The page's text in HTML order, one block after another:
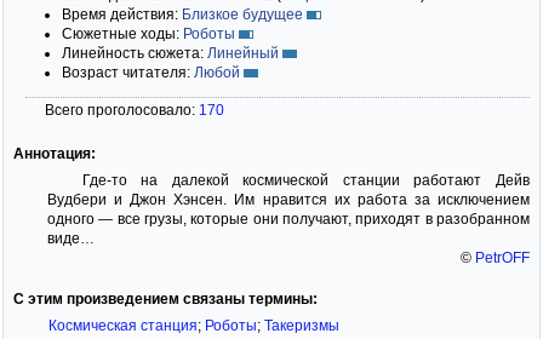
Время действия: Близкое будущее
Сюжетные ходы: Роботы
Линейность сюжета: Линейный
Возраст читателя: Любой
Всего проголосовало: 170
Аннотация:
Где-то на далекой космической станции работают Дейв
Вудбери и Джон Хэнсен. Им нравится их работа за исключением
одного — все грузы, которые они получают, приходят в разобранном
виде…
© PetrOFF
С этим произведением связаны термины:
Космическая станция; Роботы; Такеризмы